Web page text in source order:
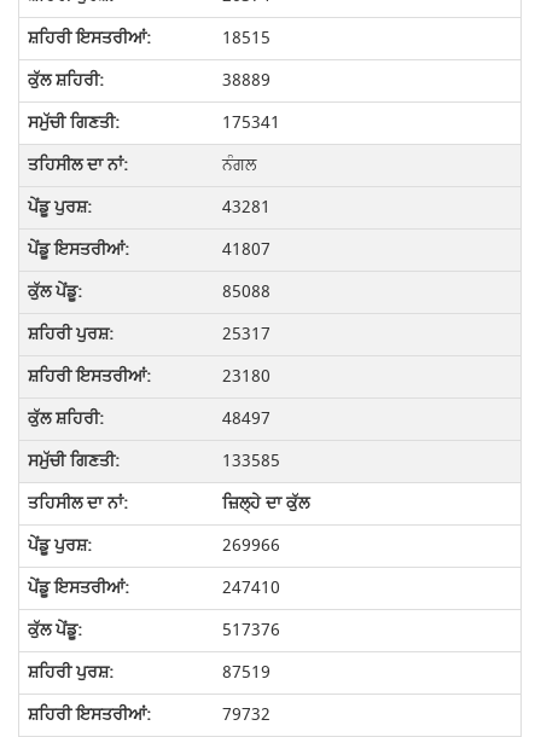
18515
38889
175341
ਨੰਗਲ
43281
41807
85088
25317
23180
48497
133585
ਜ਼ਿਲ੍ਹੇ ਦਾ ਕੁੱਲ
269966
247410
517376
87519
79732